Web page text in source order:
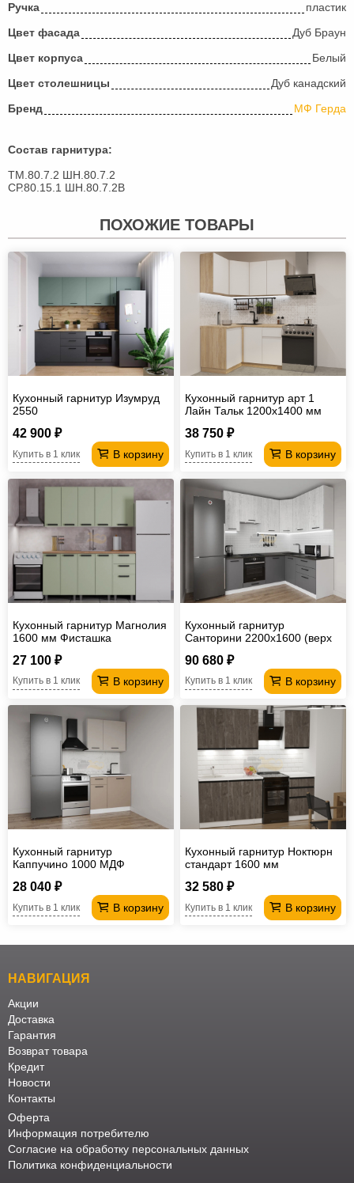
Ручка
пластик
Цвет фасада
Дуб Браун
Цвет корпуса
Белый
Цвет столешницы
Дуб канадский
Бренд
МФ Герда
Состав гарнитура:
ТМ.80.7.2 ШН.80.7.2
СР.80.15.1 ШН.80.7.2В
ПОХОЖИЕ ТОВАРЫ
Кухонный гарнитур Изумруд
2550
42 900 ₽
В корзину
Купить в 1 клик
Кухонный гарнитур арт 1
Лайн Тальк 1200х1400 мм
38 750 ₽
В корзину
Купить в 1 клик
Кухонный гарнитур Магнолия
1600 мм Фисташка
27 100 ₽
В корзину
Купить в 1 клик
Кухонный гарнитур
Санторини 2200х1600 (верх
90 680 ₽
В корзину
Купить в 1 клик
Кухонный гарнитур
Каппучино 1000 МДФ
28 040 ₽
В корзину
Купить в 1 клик
Кухонный гарнитур Ноктюрн
стандарт 1600 мм
32 580 ₽
В корзину
Купить в 1 клик
НАВИГАЦИЯ
Акции
Доставка
Гарантия
Возврат товара
Кредит
Новости
Контакты
Оферта
Информация потребителю
Согласие на обработку персональных данных
Политика конфиденциальности